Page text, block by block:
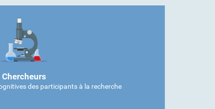
Chercheurs
des participants à la recherche